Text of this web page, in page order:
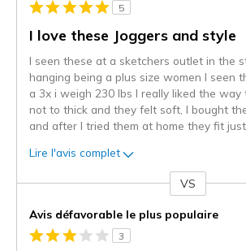
5
I love these Joggers and style
I seen these at a sketchers outlet in the
hanging being a plus size women I seen
a 3x i weigh 230 lbs I really liked the
not to thick and they felt soft, I bought
and after I tried them at home they fit
Lire l'avis complet
projecteur
sur
VS
Avis défavorable le plus populaire
3